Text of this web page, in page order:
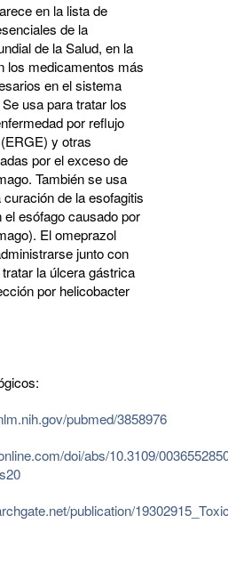
en la lista de
de la
de la Salud, en la
los medicamentos más
en el sistema
usa para tratar los
por reflujo
y otras
por el exceso de
También se usa
de la esofagitis
esófago causado por
El omeprazol
junto con
la úlcera gástrica
por helicobacter
pubmed/3858976
doi/abs/10.3109/
publication/